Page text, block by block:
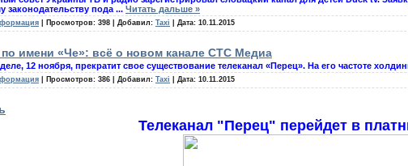
законодательству пода ... Читать дальше »
Просмотров: 398 Добавил: Taxi Дата: 10.11.2015
по имени «Че»: всё о новом канале СТС Медиа
12 ноября, прекратит свое существование телеканал «Перец». На его частоте
Просмотров: 386 Добавил: Taxi Дата: 10.11.2015
Телеканал "Перец" перейдет в